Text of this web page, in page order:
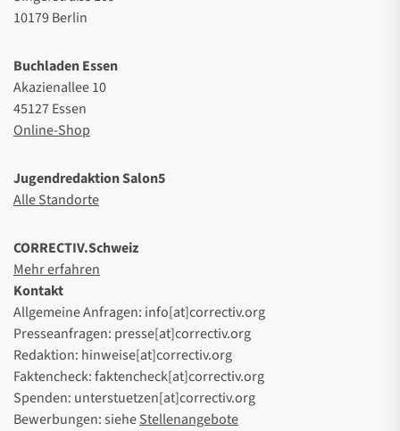
10179 Berlin
Buchladen Essen
Akazienallee 10
45127 Essen
Online-Shop
Jugendredaktion Salon5
Alle Standorte
CORRECTIV.Schweiz
Mehr erfahren
Kontakt
Allgemeine Anfragen: info[at]correctiv.org
Presseanfragen: presse[at]correctiv.org
Redaktion: hinweise[at]correctiv.org
Faktencheck: faktencheck[at]correctiv.org
Spenden: unterstuetzen[at]correctiv.org
Bewerbungen: sieheStellenangebote